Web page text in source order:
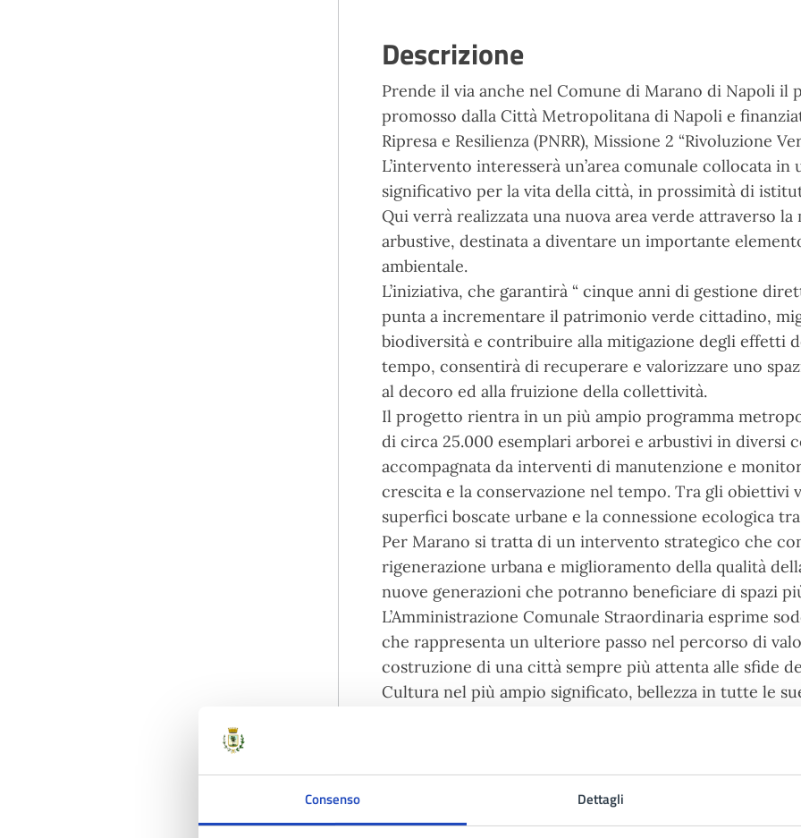
Consenso Dettagli
Descrizione
Prende il via anche nel Comune di Marano di Napoli il
promosso dalla Città Metropolitana di Napoli e
Ripresa e Resilienza (PNRR), Missione 2 “Rivoluzione
L’intervento interesserà un’area comunale collocata
significativo per la vita della città, in prossimità di
Qui verrà realizzata una nuova area verde attraverso la
arbustive, destinata a diventare un importante
ambientale.
L’iniziativa, che garantirà “ cinque anni di gestione
punta a incrementare il patrimonio verde cittadino,
biodiversità e contribuire alla mitigazione degli effetti
tempo, consentirà di recuperare e valorizzare uno
al decoro ed alla fruizione della collettività.
Il progetto rientra in un più ampio programma
di circa 25.000 esemplari arborei e arbustivi in diversi
accompagnata da interventi di manutenzione e
crescita e la conservazione nel tempo. Tra gli obiettivi
superfici boscate urbane e la connessione ecologica
Per Marano si tratta di un intervento strategico che
rigenerazione urbana e miglioramento della qualità
nuove generazioni che potranno beneficiare di spazi
L’Amministrazione Comunale Straordinaria esprime
che rappresenta un ulteriore passo nel percorso di
costruzione di una città sempre più attenta alle sfide
Cultura nel più ampio significato, bellezza in tutte le
modernizzazione e velocizzazione dei processi, sono
A cura di